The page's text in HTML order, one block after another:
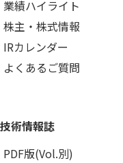
業績ハイライト
株主・株式情報
IRカレンダー
よくあるご質問
技術情報誌
PDF版(Vol.別)